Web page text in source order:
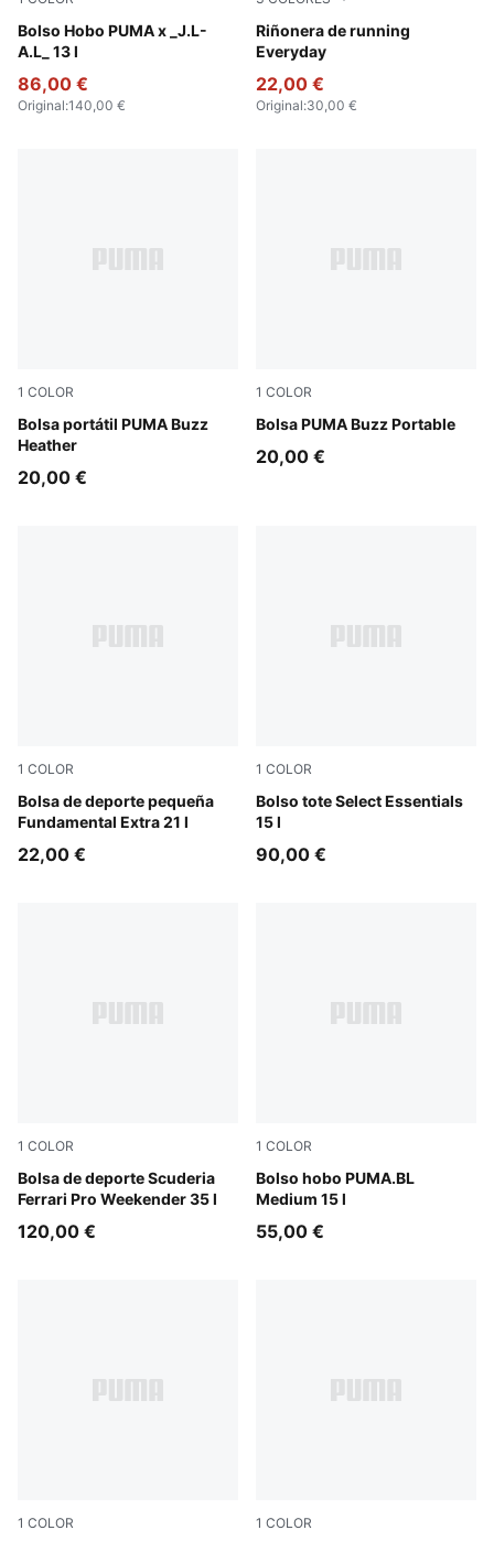
Bolso Hobo PUMA x _J.L-
A.L_ 13 l
Dark Umber
86,00 €
Original:140,00 €
Riñonera de running
Everyday
Gray Sky
22,00 €
Original:30,00 €
1 COLOR
Bolsa portátil PUMA Buzz
Heather
Medium Gray Heather
20,00 €
1 COLOR
Bolsa PUMA Buzz Portable
Puma Black
20,00 €
1 COLOR
Bolsa de deporte pequeña
Fundamental Extra 21 l
Puma Black
22,00 €
1 COLOR
Bolso tote Select Essentials
15 l
Puma Black
90,00 €
1 COLOR
Bolsa de deporte Scuderia
Ferrari Pro Weekender 35 l
Puma Black
120,00 €
1 COLOR
Bolso hobo PUMA.BL
Medium 15 l
Puma Black
55,00 €
1 COLOR 1 COLOR